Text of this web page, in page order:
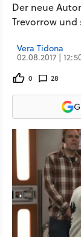
Der neue
Trevorrow und
Vera Tidona
02.08.2017 |
0 28